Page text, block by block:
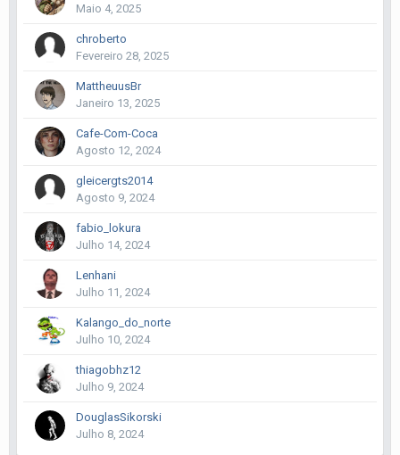
Maio 4, 2025
chroberto
Fevereiro 28, 2025
MattheuusBr
Janeiro 13, 2025
Cafe-Com-Coca
Agosto 12, 2024
gleicergts2014
Agosto 9, 2024
fabio_lokura
Julho 14, 2024
Lenhani
Julho 11, 2024
Kalango_do_norte
Julho 10, 2024
thiagobhz12
Julho 9, 2024
DouglasSikorski
Julho 8, 2024